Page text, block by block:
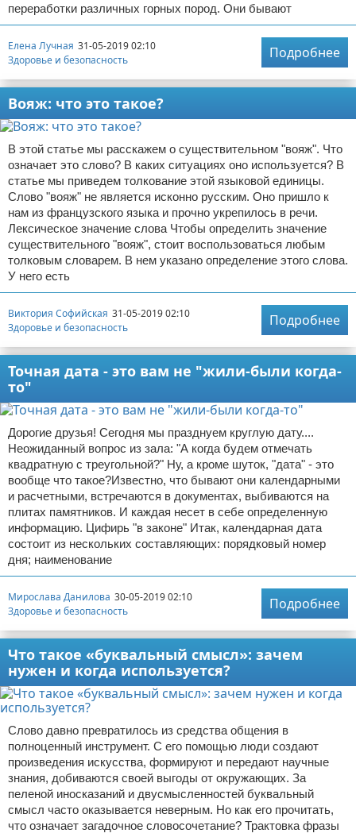
переработки различных горных пород. Они бывают
Елена Лучная 31-05-2019 02:10
Здоровье и безопасность
Подробнее
Вояж: что это такое?
В этой статье мы расскажем о существительном "вояж". Что
означает это слово? В каких ситуациях оно используется? В
статье мы приведем толкование этой языковой единицы.
Слово "вояж" не является исконно русским. Оно пришло к
нам из французского языка и прочно укрепилось в речи.
Лексическое значение слова Чтобы определить значение
существительного "вояж", стоит воспользоваться любым
толковым словарем. В нем указано определение этого слова.
У него есть
Виктория Софийская 31-05-2019 02:10
Здоровье и безопасность
Подробнее
Точная дата - это вам не "жили-были когда-
то"
Дорогие друзья! Сегодня мы празднуем круглую дату....
Неожиданный вопрос из зала: "А когда будем отмечать
квадратную с треугольной?" Ну, а кроме шуток, "дата" - это
вообще что такое?Известно, что бывают они календарными
и расчетными, встречаются в документах, выбиваются на
плитах памятников. И каждая несет в себе определенную
информацию. Цифирь "в законе" Итак, календарная дата
состоит из нескольких составляющих: порядковый номер
дня; наименование
Мирослава Данилова 30-05-2019 02:10
Здоровье и безопасность
Подробнее
Что такое «буквальный смысл»: зачем
нужен и когда используется?
Слово давно превратилось из средства общения в
полноценный инструмент. С его помощью люди создают
произведения искусства, формируют и передают научные
знания, добиваются своей выгоды от окружающих. За
пеленой иносказаний и двусмысленностей буквальный
смысл часто оказывается неверным. Но как его прочитать,
что означает загадочное словосочетание? Трактовка фразы